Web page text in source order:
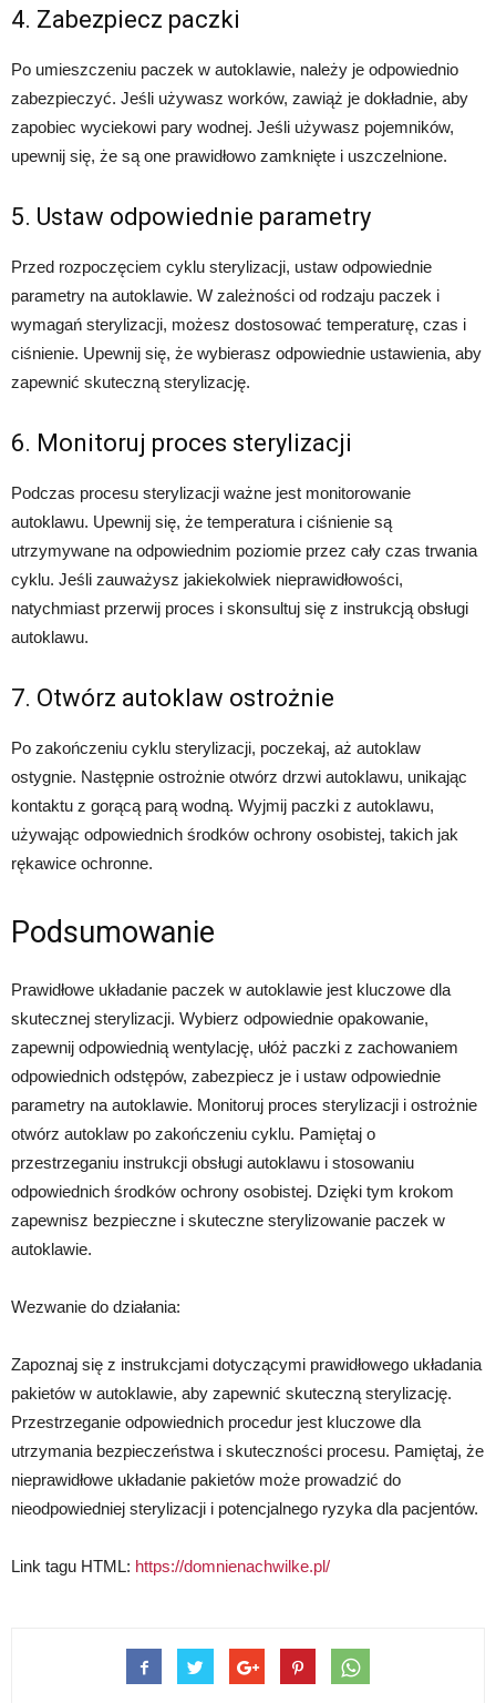
4. Zabezpiecz paczki
Po umieszczeniu paczek w autoklawie, należy je odpowiednio
zabezpieczyć. Jeśli używasz worków, zawiąż je dokładnie, aby
zapobiec wyciekowi pary wodnej. Jeśli używasz pojemników,
upewnij się, że są one prawidłowo zamknięte i uszczelnione.
5. Ustaw odpowiednie parametry
Przed rozpoczęciem cyklu sterylizacji, ustaw odpowiednie
parametry na autoklawie. W zależności od rodzaju paczek i
wymagań sterylizacji, możesz dostosować temperaturę, czas i
ciśnienie. Upewnij się, że wybierasz odpowiednie ustawienia, aby
zapewnić skuteczną sterylizację.
6. Monitoruj proces sterylizacji
Podczas procesu sterylizacji ważne jest monitorowanie
autoklawu. Upewnij się, że temperatura i ciśnienie są
utrzymywane na odpowiednim poziomie przez cały czas trwania
cyklu. Jeśli zauważysz jakiekolwiek nieprawidłowości,
natychmiast przerwij proces i skonsultuj się z instrukcją obsługi
autoklawu.
7. Otwórz autoklaw ostrożnie
Po zakończeniu cyklu sterylizacji, poczekaj, aż autoklaw
ostygnie. Następnie ostrożnie otwórz drzwi autoklawu, unikając
kontaktu z gorącą parą wodną. Wyjmij paczki z autoklawu,
używając odpowiednich środków ochrony osobistej, takich jak
rękawice ochronne.
Podsumowanie
Prawidłowe układanie paczek w autoklawie jest kluczowe dla
skutecznej sterylizacji. Wybierz odpowiednie opakowanie,
zapewnij odpowiednią wentylację, ułóż paczki z zachowaniem
odpowiednich odstępów, zabezpiecz je i ustaw odpowiednie
parametry na autoklawie. Monitoruj proces sterylizacji i ostrożnie
otwórz autoklaw po zakończeniu cyklu. Pamiętaj o
przestrzeganiu instrukcji obsługi autoklawu i stosowaniu
odpowiednich środków ochrony osobistej. Dzięki tym krokom
zapewnisz bezpieczne i skuteczne sterylizowanie paczek w
autoklawie.
Wezwanie do działania:
Zapoznaj się z instrukcjami dotyczącymi prawidłowego układania
pakietów w autoklawie, aby zapewnić skuteczną sterylizację.
Przestrzeganie odpowiednich procedur jest kluczowe dla
utrzymania bezpieczeństwa i skuteczności procesu. Pamiętaj, że
nieprawidłowe układanie pakietów może prowadzić do
nieodpowiedniej sterylizacji i potencjalnego ryzyka dla pacjentów.
Link tagu HTML: https://domnienachwilke.pl/